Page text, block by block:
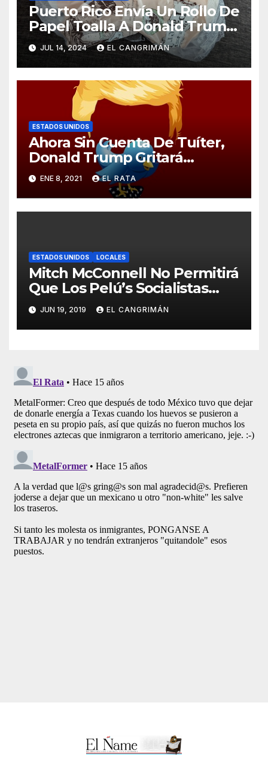
Puerto Rico Envía Un Rollo De
Papel Toalla A Donald Trump
Pa’ Que Use Las Hojas De
Curita
JUL 14, 2024 EL CANGRIMÁN
ESTADOS UNIDOS
Ahora Sin Cuenta De Tuíter,
Donald Trump Gritará
Barrabasadas Desde Una
Tumbacocos
ENE 8, 2021 EL RATA
ESTADOS UNIDOS LOCALES
Mitch McConnell No Permitirá
Que Los Pelú’s Socialistas
Comunistas Del PNP Logren
La Estadidad
JUN 19, 2019 EL CANGRIMÁN